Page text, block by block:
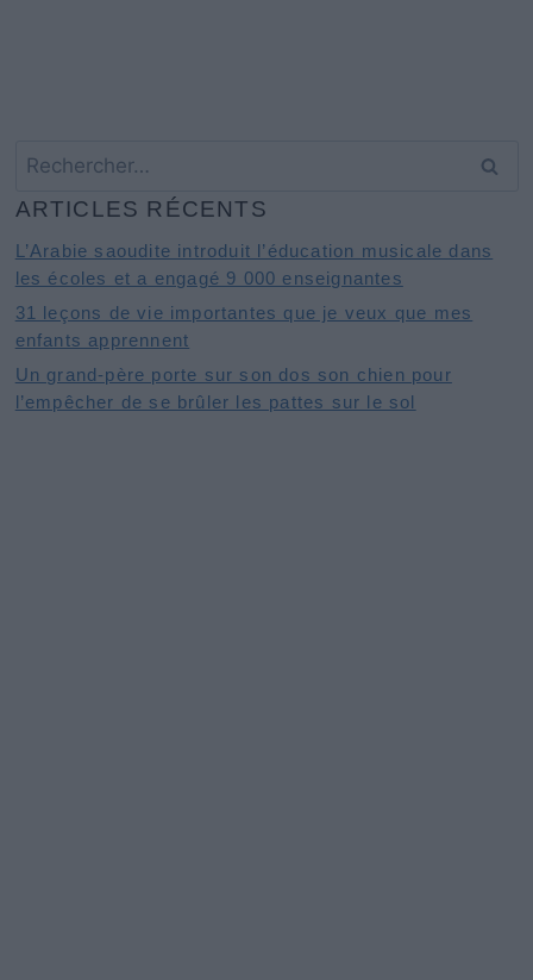
ARTICLES RÉCENTS
L’Arabie saoudite introduit l’éducation musicale dans
les écoles et a engagé 9 000 enseignantes
31 leçons de vie importantes que je veux que mes
enfants apprennent
Un grand-père porte sur son dos son chien pour
l’empêcher de se brûler les pattes sur le sol